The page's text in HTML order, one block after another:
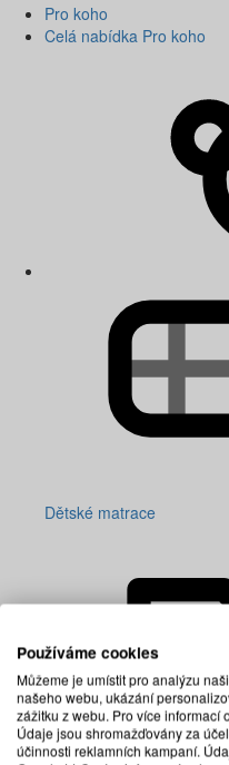
Pro koho
Celá nabídka Pro koho
Dětské matrace
Používáme cookies
Můžeme je umístit pro analýzu
našeho webu, ukázání
zážitku z webu. Pro více informací
Údaje jsou shromažďovány za
účinnosti reklamních kampaní.